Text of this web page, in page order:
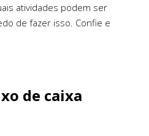
atividades podem ser
de fazer isso. Confie e
de caixa